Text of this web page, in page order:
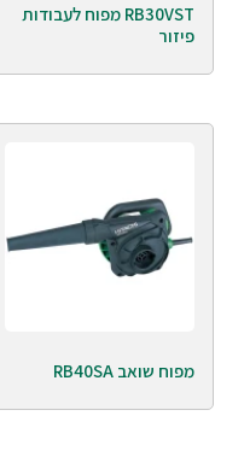
RB30VST מפוח לעבודות
פיזור
מפוח שואב RB40SA